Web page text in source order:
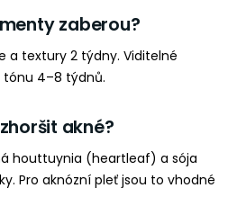
zaberou?
a textury 2 týdny. Viditelné
tónu 4–8 týdnů.
akné?
houttuynia (heartleaf) a sója
Pro aknózní pleť jsou to vhodné